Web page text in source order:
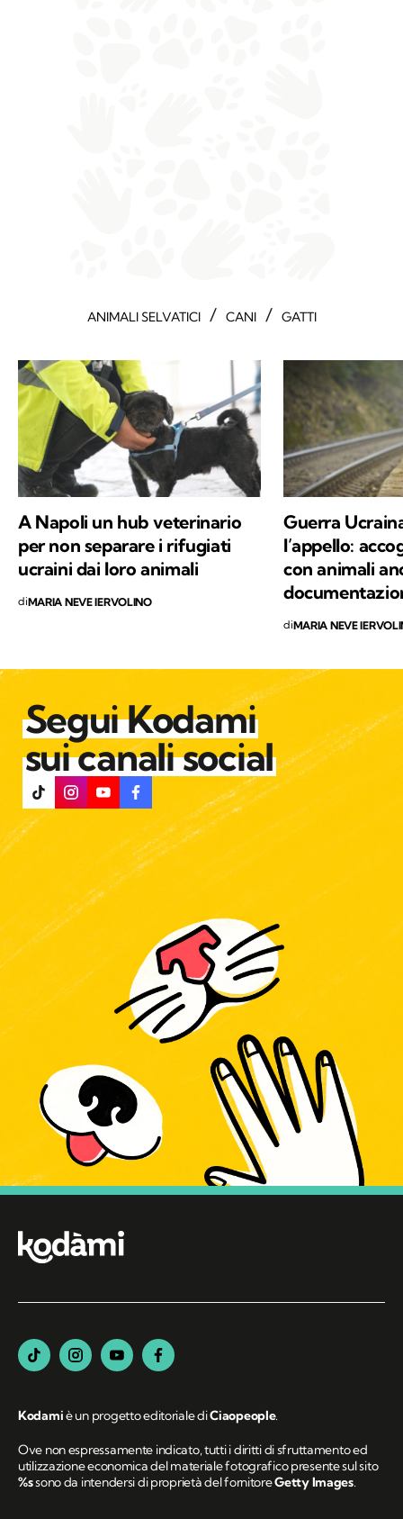
ANIMALI SELVATICI / CANI / GATTI
A Napoli un hub veterinario
per non separare i rifugiati
ucraini dai loro animali
diMARIA NEVE IERVOLINO
Guerra
l’appello:
con animali
diMARIA NEVE
Segui Kodami
sui canali social
Kodamiè un progetto editoriale diCiaopeople.
Ove non espressamente indicato, tutti i diritti di sfruttamento ed
utilizzazione economica del materiale fotografico presente sul sito
%ssono da intendersi di proprietà del fornitoreGetty Images.